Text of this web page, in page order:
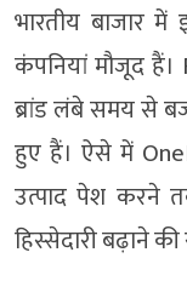
भारतीय बाजार
कंपनियां मौजूद
ब्रांड लंबे समय से
हुए हैं। ऐसे में
उत्पाद पेश करने
हिस्सेदारी बढ़ाने